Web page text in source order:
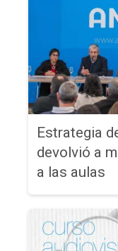
Estrategia
devolvió a
a las aulas